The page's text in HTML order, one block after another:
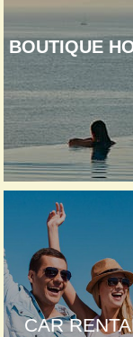
BOUTIQUE
CAR